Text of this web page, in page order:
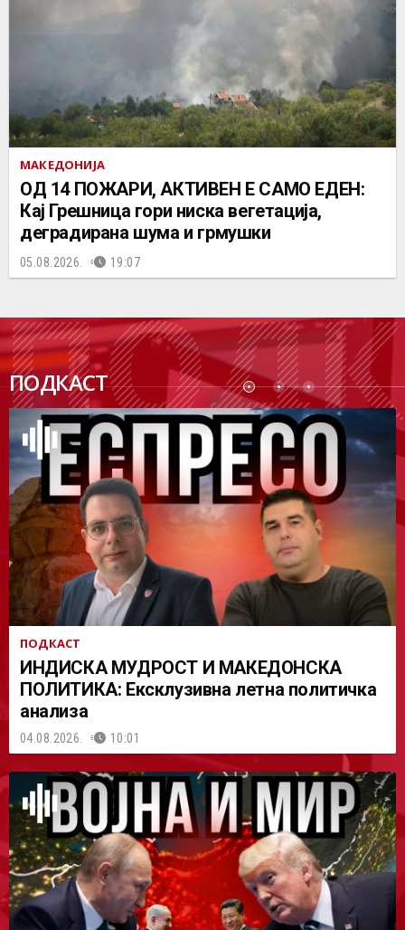
МАКЕДОНИЈА
ОД 14 ПОЖАРИ, АКТИВЕН Е САМО ЕДЕН:
Кај Грешница гори ниска вегетација,
деградирана шума и грмушки
05.08.2026. 19:07
ПОДКАСТ
ПОДК
АСТ
ПОДКАСТ
ИНДИСКА МУДРОСТ И МАКЕДОНСКА
ПОЛИТИКА: Ексклузивна летна политичка
анализа
04.08.2026. 10:01